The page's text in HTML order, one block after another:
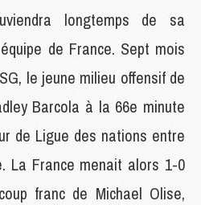
longtemps de sa
de France. Sept mois
le jeune milieu offensif de
Barcola à la 66e minute
de Ligue des nations entre
La France menait alors 1-0
franc de Michael Olise,